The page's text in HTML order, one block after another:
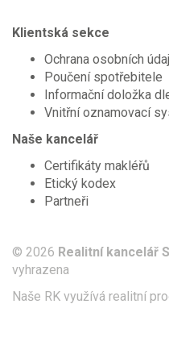
Klientská sekce
Ochrana osobních
Poučení spotřebitele
Informační doložka
Vnitřní oznamovací
Naše kancelář
Certifikáty makléřů
Etický kodex
Partneři
© 2026 Realitní kancelář
vyhrazena
Naše RK využívá realitní